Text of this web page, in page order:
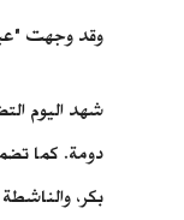
وقد وجهت
شهد اليوم
دومة. كما
بكر،